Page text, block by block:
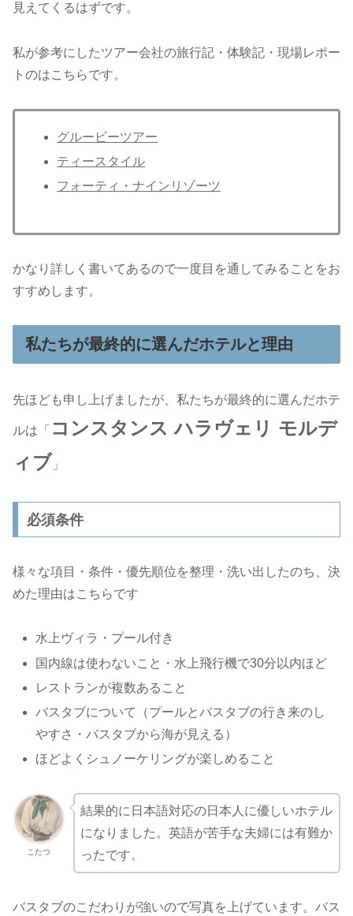
見えてくるはずです。
私が参考にしたツアー会社の旅行記・体験記・現場レポー
トのはこちらです。
グルービーツアー
ティースタイル
フォーティ・ナインリゾーツ
かなり詳しく書いてあるので一度目を通してみることをお
すすめします。
私たちが最終的に選んだホテルと理由
先ほども申し上げましたが、私たちが最終的に選んだホテ
ルは「 コンスタンス ハラヴェリ モルデ
ィブ 」
必須条件
様々な項目・条件・優先順位を整理・洗い出したのち、決
めた理由はこちらです
水上ヴィラ・プール付き
国内線は使わないこと・水上飛行機で30分以内ほど
レストランが複数あること
バスタブについて（プールとバスタブの行き来のし
やすさ・バスタブから海が見える）
ほどよくシュノーケリングが楽しめること
こたつ
結果的に日本語対応の日本人に優しいホテル
になりました。英語が苦手な夫婦には有難か
ったです。
バスタブのこだわりが強いので写真を上げています。バス